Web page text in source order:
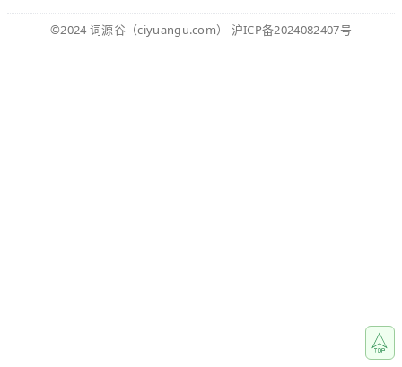
©2024 词源谷 （ciyuangu.com） 沪ICP备2024082407号